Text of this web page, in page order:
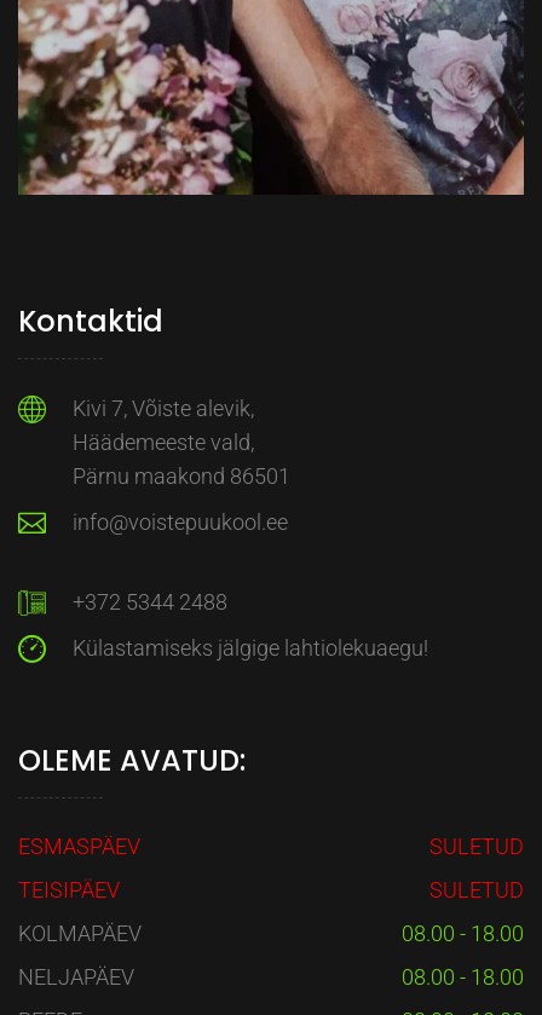
Kontaktid
Kivi 7, Võiste alevik,
Häädemeeste vald,
Pärnu maakond 86501
info@voistepuukool.ee
+372 5344 2488
Külastamiseks jälgige lahtiolekuaegu!
OLEME AVATUD:
ESMASPÄEV
SULETUD
TEISIPÄEV
SULETUD
KOLMAPÄEV
08.00 - 18.00
NELJAPÄEV
08.00 - 18.00